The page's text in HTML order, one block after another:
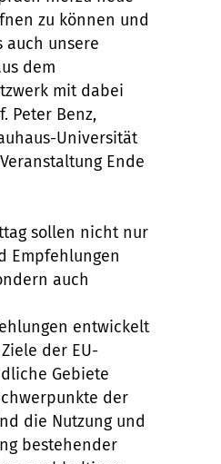
zu können und
auch unsere
dem
mit dabei
Peter Benz,
Universität
Ende
sollen nicht nur
Empfehlungen
auch
entwickelt
der EU-
Gebiete
der
die Nutzung und
bestehender